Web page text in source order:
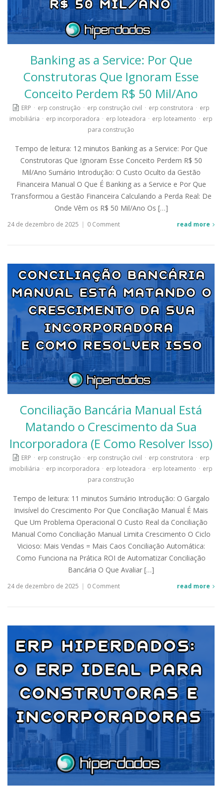
Banking as a Service: Por Que
Construtoras Que Ignoram Esse
Conceito Perdem R$ 50 Mil/Ano
ERP · erp construção · erp construção civil · erp construtora · erp
imobiliária · erp incorporadora · erp loteadora · erp loteamento · erp
para construção
Tempo de leitura: 12 minutos Banking as a Service: Por Que
Construtoras Que Ignoram Esse Conceito Perdem R$ 50
Mil/Ano Sumário Introdução: O Custo Oculto da Gestão
Financeira Manual O Que É Banking as a Service e Por Que
Transformou a Gestão Financeira Calculando a Perda Real: De
Onde Vêm os R$ 50 Mil/Ano Os […]
24 de dezembro de 2025 | 0 Comment read more
Conciliação Bancária Manual Está
Matando o Crescimento da Sua
Incorporadora (E Como Resolver Isso)
ERP · erp construção · erp construção civil · erp construtora · erp
imobiliária · erp incorporadora · erp loteadora · erp loteamento · erp
para construção
Tempo de leitura: 11 minutos Sumário Introdução: O Gargalo
Invisível do Crescimento Por Que Conciliação Manual É Mais
Que Um Problema Operacional O Custo Real da Conciliação
Manual Como Conciliação Manual Limita Crescimento O Ciclo
Vicioso: Mais Vendas = Mais Caos Conciliação Automática:
Como Funciona na Prática ROI de Automatizar Conciliação
Bancária O Que Avaliar […]
24 de dezembro de 2025 | 0 Comment read more